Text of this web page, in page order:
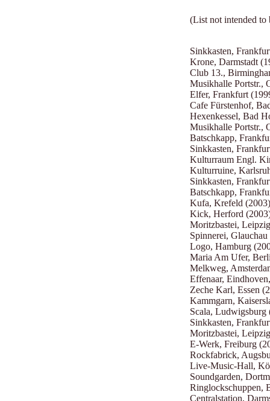
(List not intended to
Sinkkasten,
Krone, Darmstadt
Club 13.,
Musikhalle Portstr.,
Elfer, Frankfurt
Cafe Fürstenhof,
Hexenkessel, Bad
Musikhalle Portstr.,
Batschkapp,
Sinkkasten,
Kulturraum Engl.
Kulturruine,
Sinkkasten,
Batschkapp,
Kufa, Krefeld (2003)
Kick, Herford
Moritzbastei,
Spinnerei,
Logo, Hamburg
Maria Am Ufer,
Melkweg,
Effenaar,
Zeche Karl, Essen
Kammgarn,
Scala, Ludwigsburg
Sinkkasten,
Moritzbastei,
E-Werk, Freiburg
Rockfabrick,
Live-Music-Hall,
Soundgarden,
Ringlockschuppen,
Centralstation,